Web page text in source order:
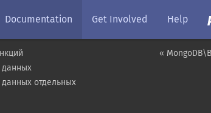
Documentation Get Involved Help
«
данных
отдельных